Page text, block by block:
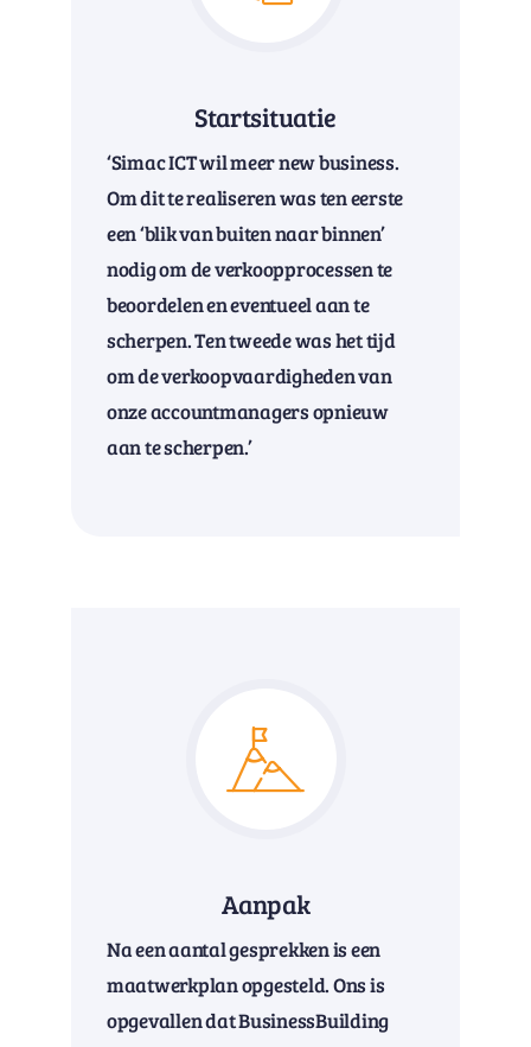
Startsituatie
‘Simac ICT wil meer new business.
Om dit te realiseren was ten eerste
een ‘blik van buiten naar binnen’
nodig om de verkoopprocessen te
beoordelen en eventueel aan te
scherpen. Ten tweede was het tijd
om de verkoopvaardigheden van
onze accountmanagers opnieuw
aan te scherpen.’
Aanpak
Na een aantal gesprekken is een
maatwerkplan opgesteld. Ons is
opgevallen dat BusinessBuilding